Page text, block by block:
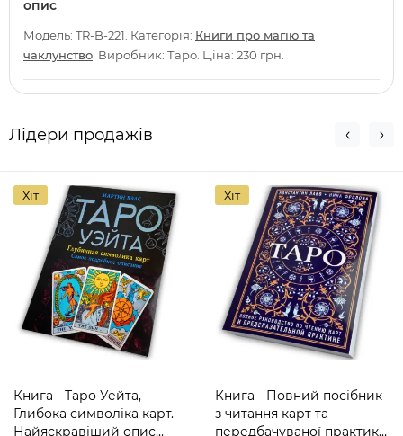
опис
Модель: TR-B-221. Категорія: Книги про магію та
чаклунство . Виробник: Таро. Ціна: 230 грн.
Лідери продажів
Хіт
Книга - Таро Уейта,
Глибока символіка карт.
Найяскравіший опис
Хіт
Книга - Повний посібник
з читання карт та
передбачуваної практики